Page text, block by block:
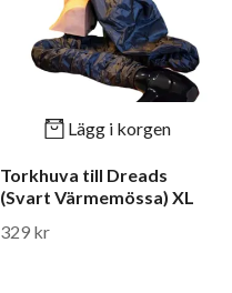
Lägg i korgen
Torkhuva till Dreads
(Svart Värmemössa) XL
329 kr